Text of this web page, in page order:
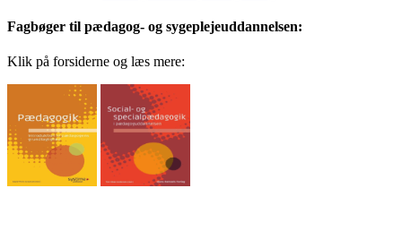
Fagbøger til pædagog- og sygeplejeuddannelsen:
Klik på forsiderne og læs mere: